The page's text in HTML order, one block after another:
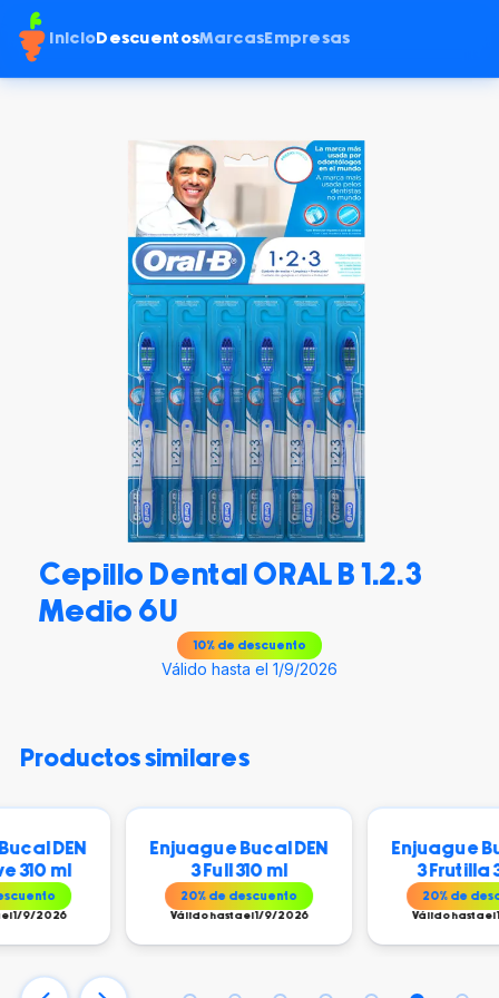
Inicio DescuentosMarcas Empresas
Cepillo Dental ORAL B 1.2.3
Medio 6U
10% de descuento
Válido hasta el 1/9/2026
productos similares
Enjuague Bucal DEN
3 Full 310 ml
% de descuento
Válido hasta el 1/9/2026
Enjuague Bucal
3 Frutilla 310 ml
% de descuento
Válido hasta el 1/9/2026